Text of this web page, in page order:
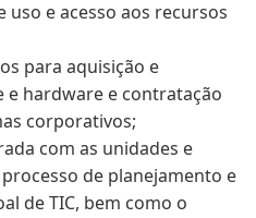
e acesso aos recursos
para aquisição e
hardware e contratação
corporativos;
com as unidades e
de planejamento e
de TIC, bem como o